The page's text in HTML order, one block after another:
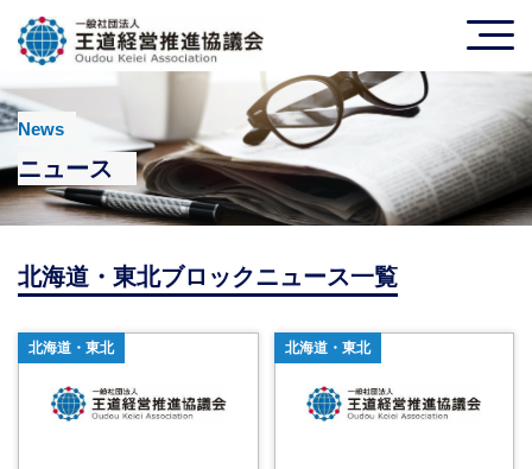
News
ニュース
北海道・東北ブロックニュース一覧
北海道・東北 北海道・東北